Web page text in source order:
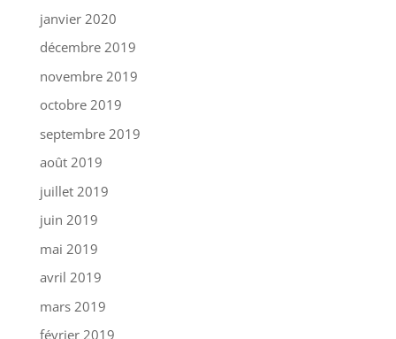
janvier 2020
décembre 2019
novembre 2019
octobre 2019
septembre 2019
août 2019
juillet 2019
juin 2019
mai 2019
avril 2019
mars 2019
février 2019